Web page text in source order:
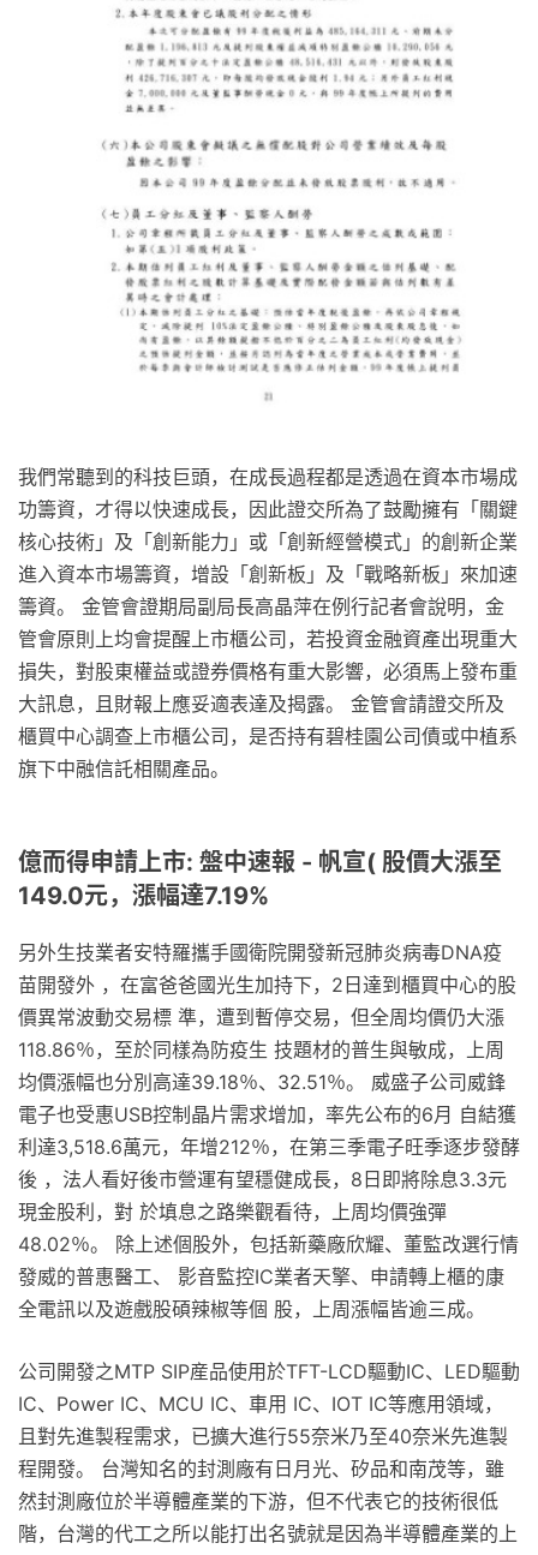
我們常聽到的科技巨頭，在成長過程都是透過在資本市場成
功籌資，才得以快速成長，因此證交所為了鼓勵擁有「關鍵
核心技術」及「創新能力」或「創新經營模式」的創新企業
進入資本市場籌資，增設「創新板」及「戰略新板」來加速
籌資。 金管會證期局副局長高晶萍在例行記者會說明，金
管會原則上均會提醒上市櫃公司，若投資金融資產出現重大
損失，對股東權益或證券價格有重大影響，必須馬上發布重
大訊息，且財報上應妥適表達及揭露。 金管會請證交所及
櫃買中心調查上市櫃公司，是否持有碧桂園公司債或中植系
旗下中融信託相關產品。
億而得申請上市: 盤中速報 - 帆宣( 股價大漲至
149.0元，漲幅達7.19%
另外生技業者安特羅攜手國衛院開發新冠肺炎病毒DNA疫
苗開發外 ，在富爸爸國光生加持下，2日達到櫃買中心的股
價異常波動交易標 準，遭到暫停交易，但全周均價仍大漲
118.86％，至於同樣為防疫生 技題材的普生與敏成，上周
均價漲幅也分別高達39.18％、32.51％。 威盛子公司威鋒
電子也受惠USB控制晶片需求增加，率先公布的6月 自結獲
利達3,518.6萬元，年增212％，在第三季電子旺季逐步發酵
後 ，法人看好後市營運有望穩健成長，8日即將除息3.3元
現金股利，對 於填息之路樂觀看待，上周均價強彈
48.02％。 除上述個股外，包括新藥廠欣耀、董監改選行情
發威的普惠醫工、 影音監控IC業者天擎、申請轉上櫃的康
全電訊以及遊戲股碩辣椒等個 股，上周漲幅皆逾三成。
公司開發之MTP SIP産品使用於TFT-LCD驅動IC、LED驅動
IC、Power IC、MCU IC、車用 IC、IOT IC等應用領域，
且對先進製程需求，已擴大進行55奈米乃至40奈米先進製
程開發。 台灣知名的封測廠有日月光、矽品和南茂等，雖
然封測廠位於半導體產業的下游，但不代表它的技術很低
階，台灣的代工之所以能打出名號就是因為半導體產業的上